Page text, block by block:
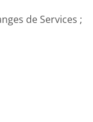
de Services ;